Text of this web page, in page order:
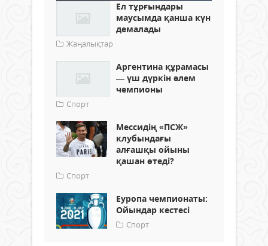
Ел тұрғындары
маусымда қанша күн
демалады
Жаңалықтар
Аргентина құрамасы
— үш дүркін әлем
чемпионы
Спорт
Мессидің «ПСЖ»
клубындағы
алғашқы ойыны
қашан өтеді?
Спорт
Еуропа чемпионаты:
Ойындар кестесі
Спорт